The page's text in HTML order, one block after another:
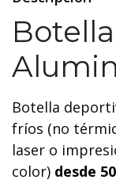
Botella
fríos (no
laser o
color) desde